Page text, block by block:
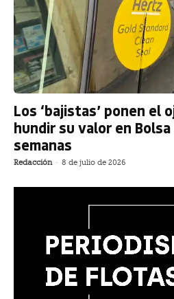
Los ‘bajistas’ ponen el
hundir su valor en
semanas
Redacción - 8 de julio de 2026